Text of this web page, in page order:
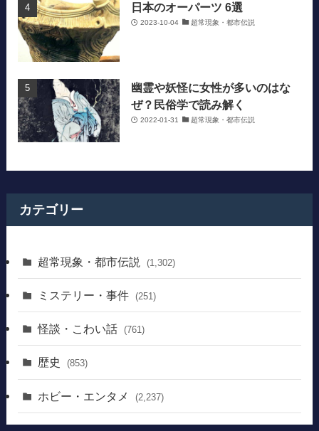
日本のオーパーツ 6選
2023-10-04 超常現象・都市伝説
幽霊や妖怪に女性が多いのはな
ぜ？民俗学で読み解く
2022-01-31 超常現象・都市伝説
カテゴリー
超常現象・都市伝説 (1,302)
ミステリー・事件 (251)
怪談・こわい話 (761)
歴史 (853)
ホビー・エンタメ (2,237)